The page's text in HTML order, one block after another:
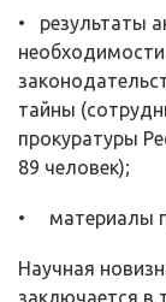
• результаты
тайны
прокуратуры
89 человек);
• материалы
Научная
заключается в